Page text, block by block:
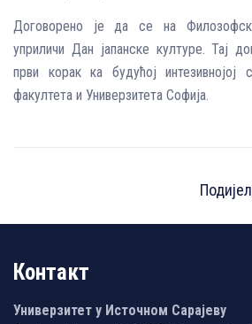
Договорено је да се на
уприличи Дан јапанске културе. Тај
први корак ка будућој интезивнојој
факултета и Универзитета Софија.
Контакт
Универзитет у Источном Сарајеву